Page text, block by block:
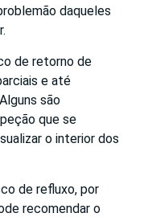
daqueles
de retorno de
e até
são
que se
o interior dos
de refluxo, por
recomendar o